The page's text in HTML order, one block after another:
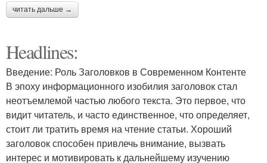
читать дальше →
Headlines:
Введение: Роль Заголовков в Современном Контенте
В эпоху информационного изобилия заголовок стал
неотъемлемой частью любого текста. Это первое, что
видит читатель, и часто единственное, что определяет,
стоит ли тратить время на чтение статьи. Хороший
заголовок способен привлечь внимание, вызвать
интерес и мотивировать к дальнейшему изучению